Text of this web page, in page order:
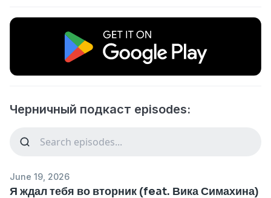
Черничный подкаст episodes:
June 19, 2026
Я ждал тебя во вторник (feat. Вика Симахина)